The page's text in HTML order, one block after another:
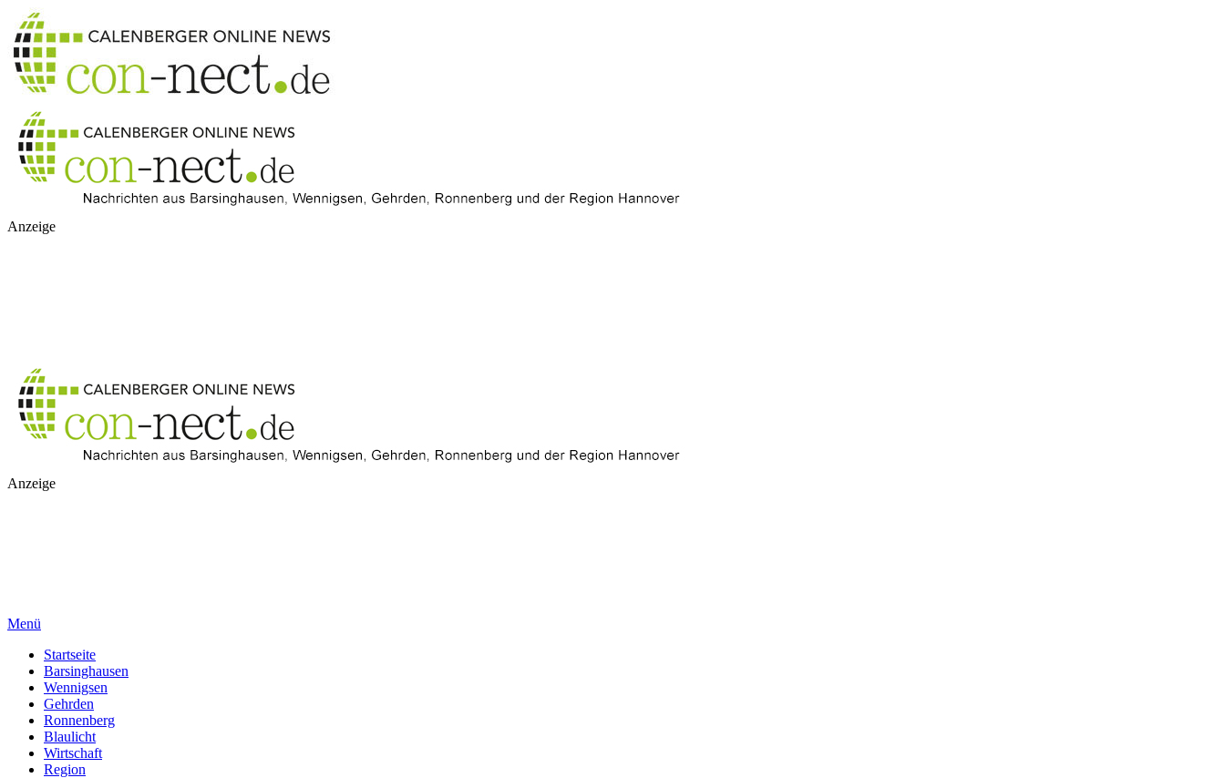
Anzeige
Anzeige
Menü
Startseite
Barsinghausen
Wennigsen
Gehrden
Ronnenberg
Blaulicht
Wirtschaft
Region